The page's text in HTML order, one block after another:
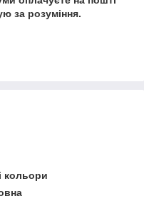
за розуміння.
кольори